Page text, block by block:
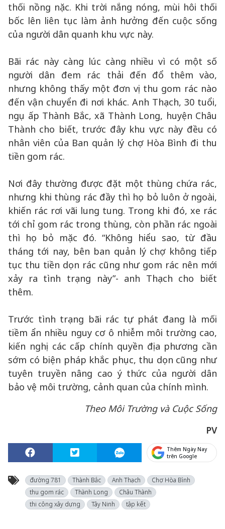
thối nồng nặc. Khi trời nắng nóng, mùi hôi thối
bốc lên liên tục làm ảnh hưởng đến cuộc sống
của người dân quanh khu vực này.
Bãi rác này càng lúc càng nhiều vì có một số
người dân đem rác thải đến đổ thêm vào,
nhưng không thấy một đơn vị thu gom rác nào
đến vận chuyển đi nơi khác. Anh Thạch, 30 tuổi,
ngụ ấp Thành Bắc, xã Thành Long, huyện Châu
Thành cho biết, trước đây khu vực này đều có
nhân viên của Ban quản lý chợ Hòa Bình đi thu
tiền gom rác.
Nơi đây thường được đặt một thùng chứa rác,
nhưng khi thùng rác đầy thì họ bỏ luôn ở ngoài,
khiến rác rơi vãi lung tung. Trong khi đó, xe rác
tới chỉ gom rác trong thùng, còn phần rác ngoài
thì họ bỏ mặc đó. “Không hiểu sao, từ đầu
tháng tới nay, bên ban quản lý chợ không tiếp
tục thu tiền dọn rác cũng như gom rác nên mới
xảy ra tình trạng này”- anh Thạch cho biết
thêm.
Trước tình trạng bãi rác tự phát đang là mối
tiềm ẩn nhiều nguy cơ ô nhiễm môi trường cao,
kiến nghị các cấp chính quyền địa phương cần
sớm có biện pháp khắc phục, thu dọn cũng như
tuyên truyền nâng cao ý thức của người dân
bảo vệ môi trường, cảnh quan của chính mình.
Theo Môi Trường và Cuộc Sống
PV
Thêm Ngày Nay
trên Google
đường 781 Thành Bắc Anh Thạch
Chợ Hòa Bình
thu gom rác
Thành Long
Châu Thành
thi công xây dựng
Tây Ninh tập kết